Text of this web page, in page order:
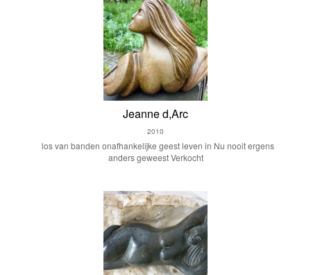
Jeanne d,Arc
2010
los van banden onafhankelijke geest leven in Nu nooit ergens
anders geweest Verkocht